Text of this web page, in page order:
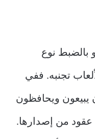
بالضبط نوع
تجنبه. ففي
يبيعون ويحافظون
الـ 32 بت بعد عقود من إصدارها.